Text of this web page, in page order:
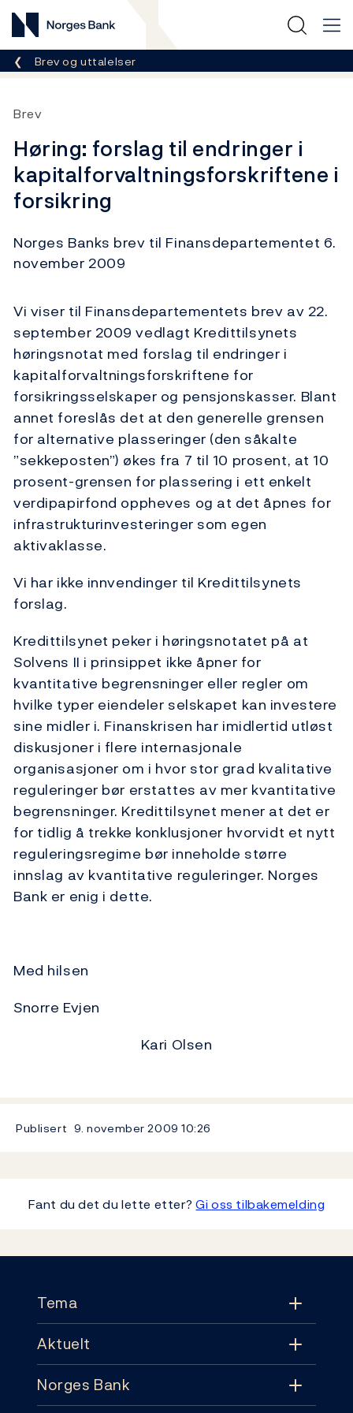
Norges Bank
Her er du nå:
Brev og uttalelser
Brev
Høring: forslag til endringer i
kapitalforvaltningsforskriftene i
forsikring
Norges Banks brev til Finansdepartementet 6.
november 2009
Vi viser til Finansdepartementets brev av 22.
september 2009 vedlagt Kredittilsynets
høringsnotat med forslag til endringer i
kapitalforvaltningsforskriftene for
forsikringsselskaper og pensjonskasser. Blant
annet foreslås det at den generelle grensen
for alternative plasseringer (den såkalte
”sekkeposten”) økes fra 7 til 10 prosent, at 10
prosent-grensen for plassering i ett enkelt
verdipapirfond oppheves og at det åpnes for
infrastrukturinvesteringer som egen
aktivaklasse.
Vi har ikke innvendinger til Kredittilsynets
forslag.
Kredittilsynet peker i høringsnotatet på at
Solvens II i prinsippet ikke åpner for
kvantitative begrensninger eller regler om
hvilke typer eiendeler selskapet kan investere
sine midler i. Finanskrisen har imidlertid utløst
diskusjoner i flere internasjonale
organisasjoner om i hvor stor grad kvalitative
reguleringer bør erstattes av mer kvantitative
begrensninger. Kredittilsynet mener at det er
for tidlig å trekke konklusjoner hvorvidt et nytt
reguleringsregime bør inneholde større
innslag av kvantitative reguleringer. Norges
Bank er enig i dette.
Med hilsen
Snorre Evjen
Kari Olsen
Publisert 9. november 200910:26
Fant du det du lette etter?Gi oss tilbakemelding
Tema
Tema
Pengepolitikk
Aktuelt
Aktuelt
Norges Bank